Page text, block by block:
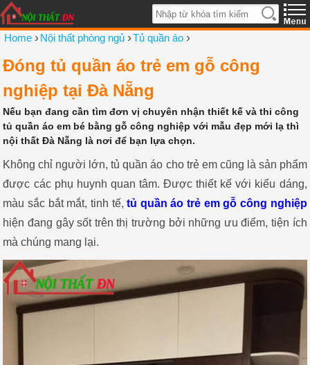
Home ›Nội thất phòng ngủ ›Tủ quần áo ›
Đóng tủ quần áo trẻ em gỗ công
nghiệp tại Đà Nẵng
Nếu bạn đang cần tìm đơn vị chuyên nhận thiết kế và thi công
tủ quần áo em bé bằng gỗ công nghiệp với mẫu đẹp mới lạ thì
nội thất Đà Nẵng là nơi để bạn lựa chọn.
Không chỉ người lớn, tủ quần áo cho trẻ em cũng là sản phẩm
được các phụ huynh quan tâm. Được thiết kế với kiểu dáng,
màu sắc bắt mắt, tinh tế, tủ quần áo trẻ em gỗ công nghiệp
hiện đang gây sốt trên thị trường bởi những ưu điểm, tiện ích
mà chúng mang lại.